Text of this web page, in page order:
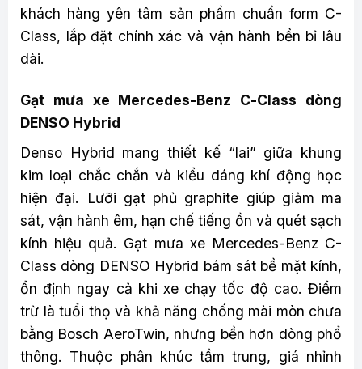
khách hàng yên tâm sản phẩm chuẩn form C-
Class, lắp đặt chính xác và vận hành bền bỉ lâu
dài.
Gạt mưa xe Mercedes-Benz C-Class dòng
DENSO Hybrid
Denso Hybrid mang thiết kế “lai” giữa khung
kim loại chắc chắn và kiểu dáng khí động học
hiện đại. Lưỡi gạt phủ graphite giúp giảm ma
sát, vận hành êm, hạn chế tiếng ồn và quét sạch
kính hiệu quả. Gạt mưa xe Mercedes-Benz C-
Class dòng DENSO Hybrid bám sát bề mặt kính,
ổn định ngay cả khi xe chạy tốc độ cao. Điểm
trừ là tuổi thọ và khả năng chống mài mòn chưa
bằng Bosch AeroTwin, nhưng bền hơn dòng phổ
thông. Thuộc phân khúc tầm trung, giá nhỉnh